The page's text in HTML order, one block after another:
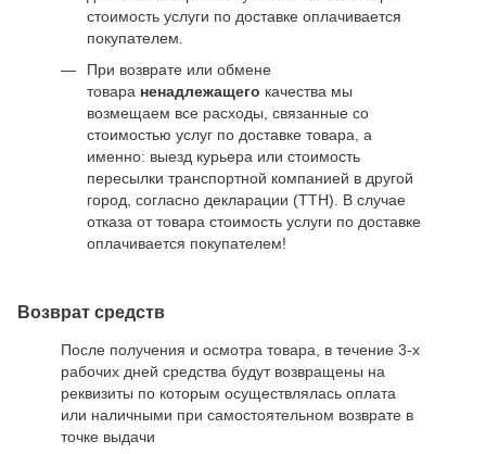
стоимость услуги по доставке оплачивается
покупателем.
При возврате или обмене
товара ненадлежащего качества мы
возмещаем все расходы, связанные со
стоимостью услуг по доставке товара, а
именно: выезд курьера или стоимость
пересылки транспортной компанией в другой
город, согласно декларации (ТТН). В случае
отказа от товара стоимость услуги по доставке
оплачивается покупателем!
Возврат средств
После получения и осмотра товара, в течение 3-х
рабочих дней средства будут возвращены на
реквизиты по которым осуществлялась оплата
или наличными при самостоятельном возврате в
точке выдачи